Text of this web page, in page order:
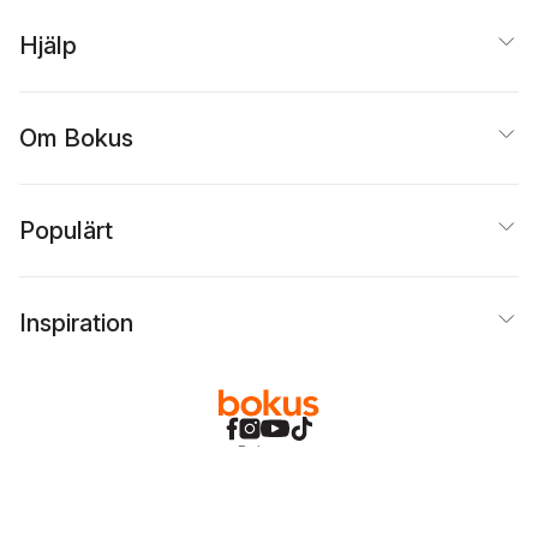
Hjälp
Om Bokus
Populärt
Inspiration
Bokus